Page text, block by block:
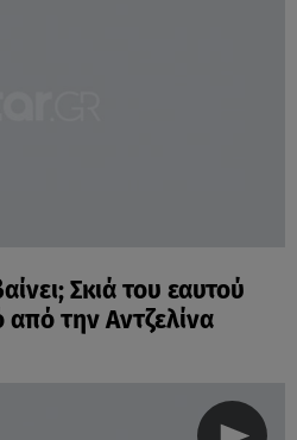
Σκιά του εαυτού
την Αντζελίνα